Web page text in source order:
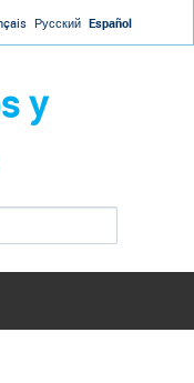
Русский Español
y